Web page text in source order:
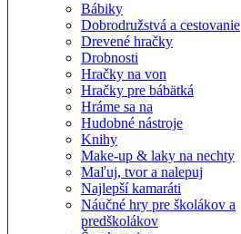
Bábiky
Dobrodružstvá a cestovanie
Drevené hračky
Drobnosti
Hračky na von
Hračky pre bábätká
Hráme sa na
Hudobné nástroje
Knihy
Make-up & laky na nechty
Maľuj, tvor a nalepuj
Najlepší kamaráti
Náučné hry pre školákov a
predškolákov